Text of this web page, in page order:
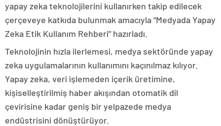
yapay zeka teknolojilerini kullanırken takip edilecek
çerçeveye katkıda bulunmak amacıyla “Medyada Yapay
Zeka Etik Kullanım Rehberi” hazırladı.
Teknolojinin hızla ilerlemesi, medya sektöründe yapay
zeka uygulamalarının kullanımını kaçınılmaz kılıyor.
Yapay zeka, veri işlemeden içerik üretimine,
kişiselleştirilmiş haber akışından otomatik dil
çevirisine kadar geniş bir yelpazede medya
endüstrisini dönüştürüyor.